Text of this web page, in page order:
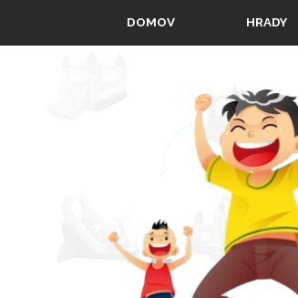
DOMOV HRADY